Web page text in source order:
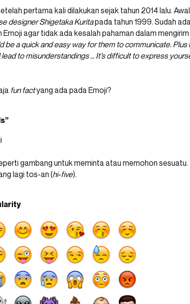
pertama kali dilakukan sejak tahun 2014 lalu.
designer Shigetaka Kuritapada tahun 1999. Sudah
agar tidak ada kesalah pahaman dalam mengirim
be a quick and easy way for them to communicate. Plus
to misunderstandings … It’s difficult to express
fun factyang ada pada Emoji?
gambang untuk meminta atau memohon sesuatu.
lagi tos-an (hi-five).